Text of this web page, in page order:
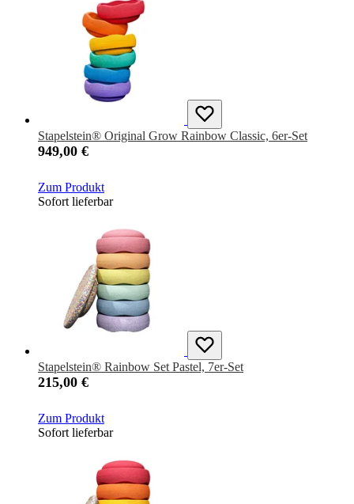
Stapelstein® Original Grow Rainbow Classic, 6er-Set
949,00 €
Zum Produkt
Sofort lieferbar
Stapelstein® Rainbow Set Pastel, 7er-Set
215,00 €
Zum Produkt
Sofort lieferbar